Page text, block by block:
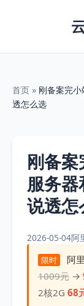
首页 » 刚备案完
透怎么选
刚备
服务器
说透怎
2026-05-04阿
限时 阿
1009元 →
2核2G68